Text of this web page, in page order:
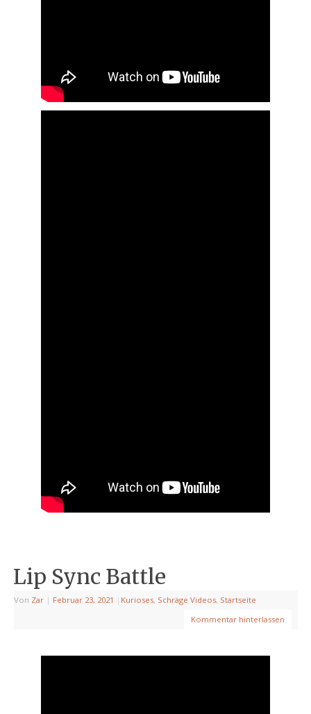
Lip Sync Battle
Von Zar | Februar 23, 2021 | Kurioses, Schräge Videos, Startseite
Kommentar hinterlassen